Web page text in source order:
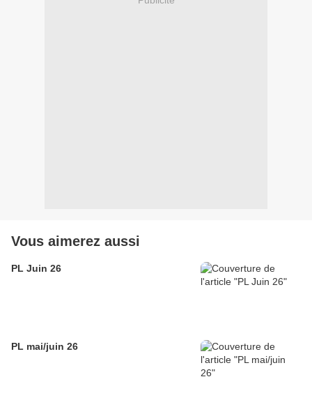
Vous aimerez aussi
PL Juin 26
PL mai/juin 26